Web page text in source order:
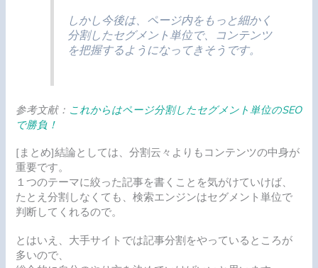
しかし今後は、ページ内をもっと細かく
分割したセグメント単位で、コンテンツ
を把握するようになってきそうです。
参考文献： これからはページ分割したセグメント単位のSEO
で勝負！
[まとめ]結論としては、分割云々よりもコンテンツの中身が
重要です。
１つのテーマに絞った記事を書くことを気がけていけば、
たとえ分割しなくても、検索エンジンはセグメント単位で
判断してくれるので。
とはいえ、大手サイトでは記事分割をやっているところが
多いので、